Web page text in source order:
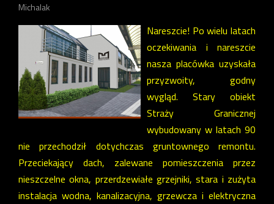
Michalak
Nareszcie! Po wielu latach
oczekiwania i nareszcie
nasza placówka uzyskała
przyzwoity, godny
wygląd. Stary obiekt
Straży Granicznej
wybudowany w latach 90
nie przechodził dotychczas gruntownego remontu.
Przeciekający dach, zalewane pomieszczenia przez
nieszczelne okna, przerdzewiałe grzejniki, stara i zużyta
instalacja wodna, kanalizacyjna, grzewcza i elektryczna